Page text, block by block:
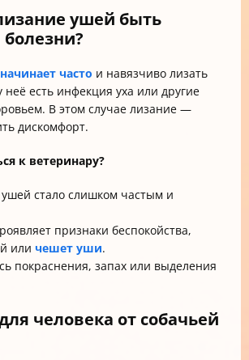
ушей быть
часто и навязчиво лизать
есть инфекция уха или другие
В этом случае лизание —
дискомфорт.
к ветеринару?
стало слишком частым и
признаки беспокойства,
или чешет уши.
покраснения, запах или выделения
человека от собачьей